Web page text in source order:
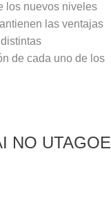
los nuevos niveles
las ventajas
de cada uno de los
NO UTAGOE